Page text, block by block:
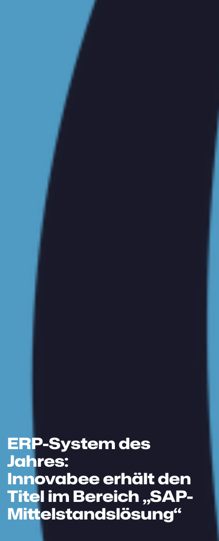
ERP-System des
Jahres:
Innovabee erhält den
Titel im Bereich „SAP-
Mittelstandslösung“